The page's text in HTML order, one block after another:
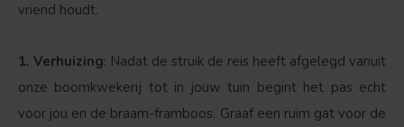
vriend houdt.
1. Verhuizing: Nadat de struik de reis heeft afgelegd vanuit
onze boomkwekerij tot in jouw tuin begint het pas echt
voor jou en de braam-framboos. Graaf een ruim gat voor de
Bolvorm Verspreide vorm